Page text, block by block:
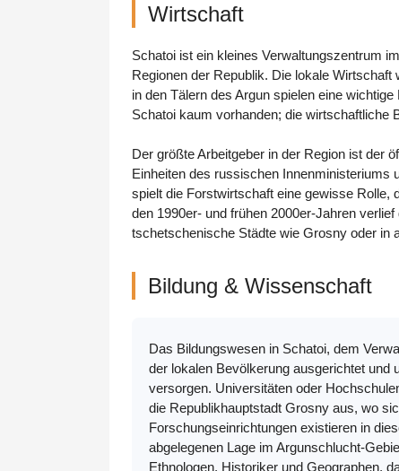
Wirtschaft
Schatoi ist ein kleines Verwaltungszentrum
Regionen der Republik. Die lokale
in den Tälern des Argun spielen eine
Schatoi kaum vorhanden; die wirtschaftliche
Der größte Arbeitgeber in der Region ist der
Einheiten des russischen Innenministeriums
spielt die Forstwirtschaft eine gewisse Rolle,
den 1990er- und frühen 2000er-Jahren
tschetschenische Städte wie Grosny oder in
Bildung & Wissenschaft
Das Bildungswesen in Schatoi, dem
der lokalen Bevölkerung ausgerichtet und
versorgen. Universitäten oder
die Republikhauptstadt Grosny aus, wo
Forschungseinrichtungen existieren in
abgelegenen Lage im Argunschlucht-
Ethnologen, Historiker und Geographen,